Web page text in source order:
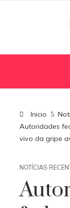
Inicio
Autoridades
vivo da gripe
NOTÍCIAS